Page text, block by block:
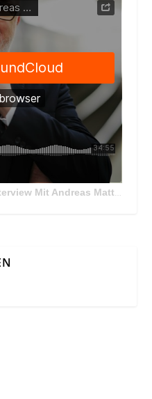
Mit Andreas Matthä, CEO der ÖBB Holding